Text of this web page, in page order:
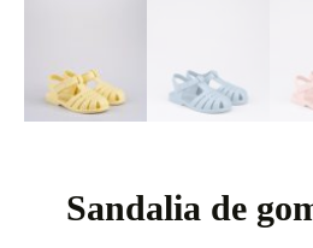
Sandalia de